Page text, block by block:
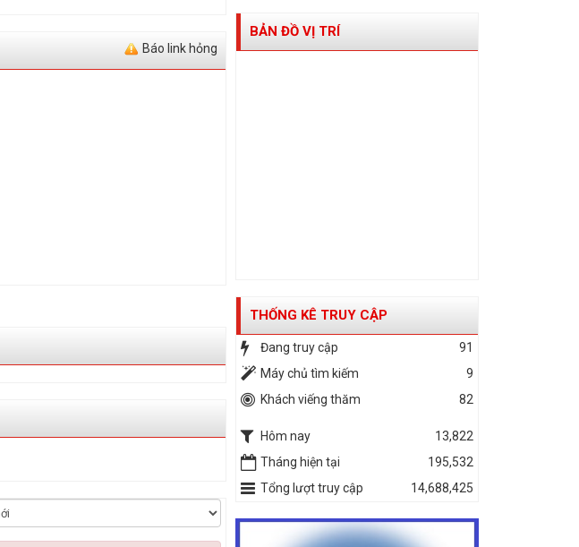
Báo link hỏng
BẢN ĐỒ VỊ TRÍ
THỐNG KÊ TRUY CẬP
Đang truy cập
91
Máy chủ tìm kiếm
9
Khách viếng thăm
82
Hôm nay
13,822
Tháng hiện tại
195,532
Tổng lượt truy cập
14,688,425